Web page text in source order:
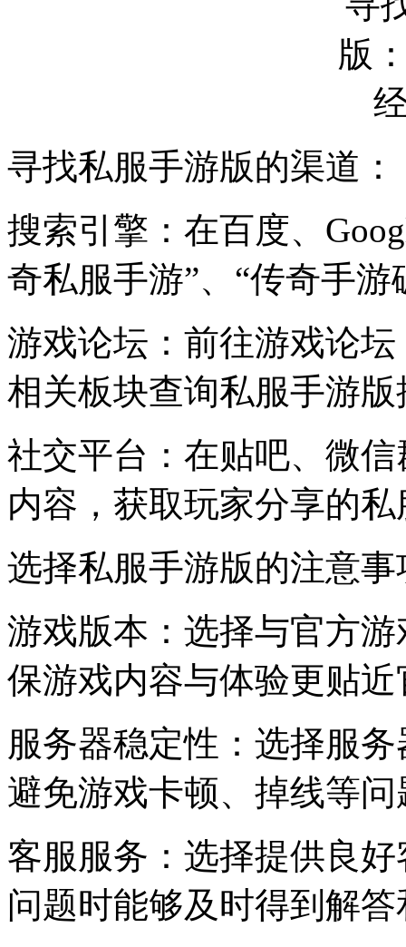
寻找私服手游版的渠道：
搜索引擎：在百度、
奇私服手游”、“传奇手
游戏论坛：前往游戏论
相关板块查询私服手游版
社交平台：在贴吧、微
内容，获取玩家分享的
选择私服手游版的注意事
游戏版本：选择与官方
保游戏内容与体验更贴近
服务器稳定性：选择服
避免游戏卡顿、掉线等
客服服务：选择提供良
问题时能够及时得到解